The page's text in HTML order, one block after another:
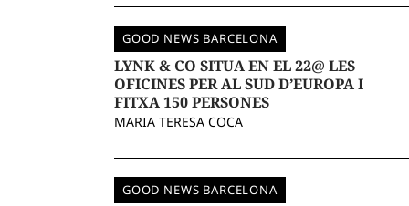
GOOD NEWS BARCELONA
LYNK & CO SITUA EN EL 22@ LES
OFICINES PER AL SUD D’EUROPA I
FITXA 150 PERSONES
MARIA TERESA COCA
GOOD NEWS BARCELONA